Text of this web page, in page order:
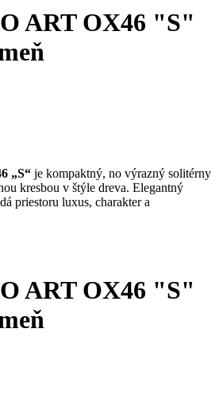
ART OX46 "S"
„S“ je kompaktný, no výrazný solitérny
kresbou v štýle dreva. Elegantný
priestoru luxus, charakter a
ART OX46 "S"